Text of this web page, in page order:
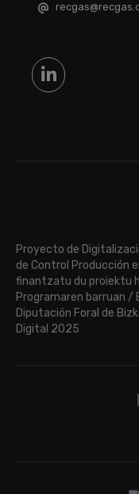
Proyecto de
de Control Producción
finantzatu du proiektu
Programaren barruan /
Diputación Foral de
Digital 2025